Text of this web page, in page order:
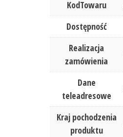
KodTowaru
Dostępność
Realizacja
zamówienia
Dane
teleadresowe
Kraj pochodzenia
produktu